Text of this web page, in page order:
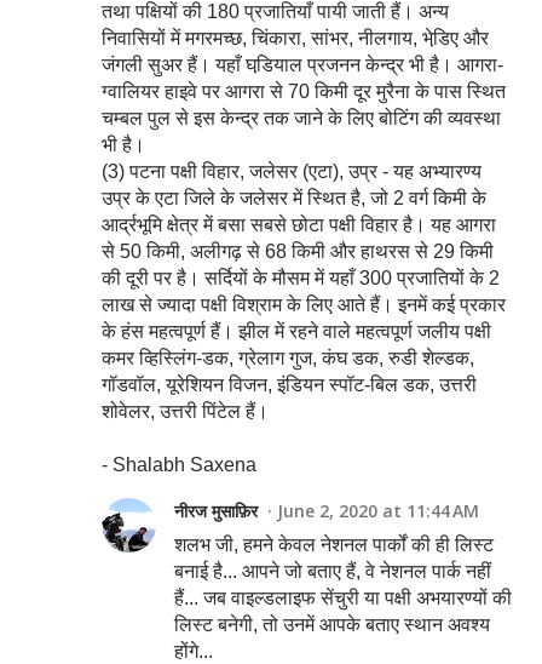
तथा पक्षियों की 180 प्रजातियाँ पायी जाती हैं। अन्य
निवासियों में मगरमच्छ, चिंकारा, सांभर, नीलगाय, भेडि़ए और
जंगली सुअर हैं। यहाँ घडि़याल प्रजनन केन्द्र भी है। आगरा-
ग्वालियर हाइवे पर आगरा से 70 किमी दूर मुरैना के पास स्थित
चम्बल पुल से इस केन्द्र तक जाने के लिए बोटिंग की व्यवस्था
भी है।
(3) पटना पक्षी विहार, जलेसर (एटा), उप्र - यह अभ्यारण्य
उप्र के एटा जिले के जलेसर में स्थित है, जो 2 वर्ग किमी के
आर्द्रभूमि क्षेत्र में बसा सबसे छोटा पक्षी विहार है। यह आगरा
से 50 किमी, अलीगढ़ से 68 किमी और हाथरस से 29 किमी
की दूरी पर है। सर्दियों के मौसम में यहाँ 300 प्रजातियों के 2
लाख से ज्यादा पक्षी विश्राम के लिए आते हैं। इनमें कई प्रकार
के हंस महत्वपूर्ण हैं। झील में रहने वाले महत्वपूर्ण जलीय पक्षी
कमर व्हिस्लिंग-डक, ग्रेलाग गुज, कंघ डक, रुडी शेल्डक,
गॉडवॉल, यूरेशियन विजन, इंडियन स्पॉट-बिल डक, उत्तरी
शोवेलर, उत्तरी पिंटेल हैं।
- Shalabh Saxena
नीरज मुसाफ़िर June 2, 2020 at 11:44 AM
शलभ जी, हमने केवल नेशनल पार्कों की ही लिस्ट
बनाई है... आपने जो बताए हैं, वे नेशनल पार्क नहीं
हैं... जब वाइल्डलाइफ सेंचुरी या पक्षी अभयारण्यों की
लिस्ट बनेगी, तो उनमें आपके बताए स्थान अवश्य
होंगे...